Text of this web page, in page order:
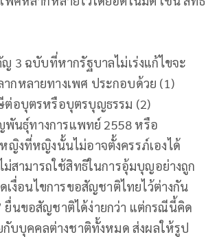
3 ฉบับที่หากรัฐบาลไม่เร่งแก้ไขจะ
กหลายทางเพศ ประกอบด้วย (1)
ต่อบุตรหรือบุตรบุญธรรม (2)
พันธุ์ทางการแพทย์ 2558 หรือ
งที่หญิงนั้นไม่อาจตั้งครรภ์เองได้
สามารถใช้สิทธิในการอุ้มบุญอย่างถูก
งื่อนไขการขอสัญชาติไทยไว้ต่างกัน
นขอสัญชาติได้ง่ายกว่า แต่กรณีนี้คิด
บบุคคลต่างชาติทั้งหมด ส่งผลให้รูป